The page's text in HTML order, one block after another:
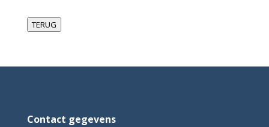
TERUG
Contact gegevens